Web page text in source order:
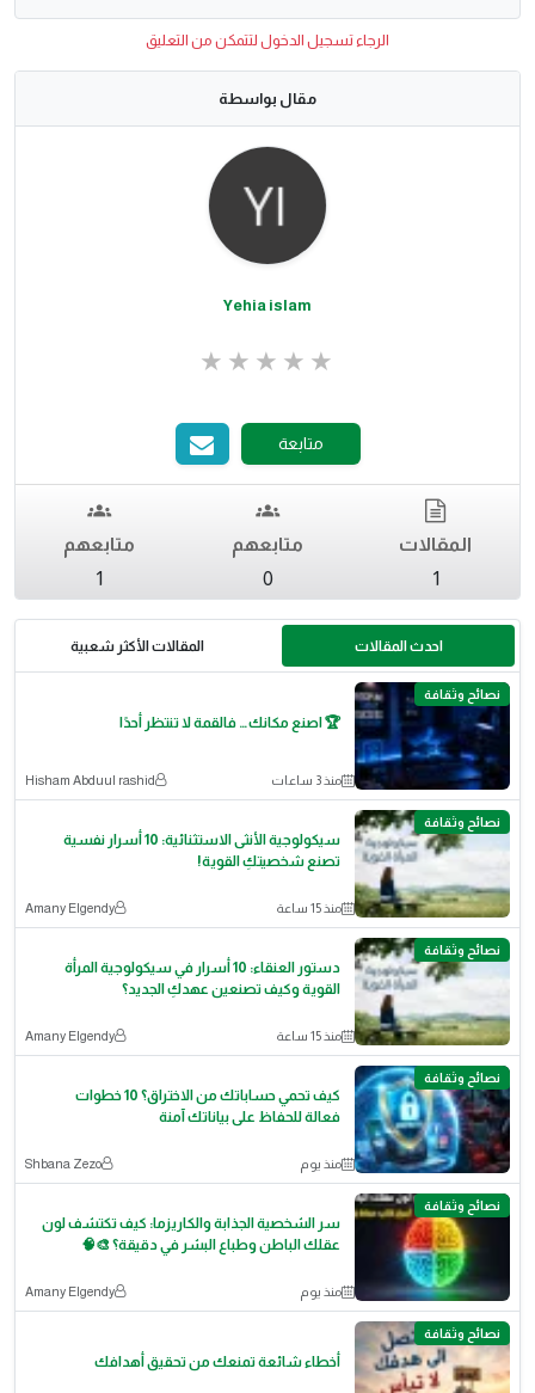
الرجاء تسجيل الدخول لتتمكن من التعليق
مقال بواسطة
Yehia islam
متابعة
المقالات
1
متابعهم
0
متابعهم
1
احدث المقالات المقالات الأكثر شعبية
نصائح وثقافة
🏆 اصنع مكانك… فالقمة لا تنتظر أحدًا
منذ 3 ساعات Hisham Abduul rashid
نصائح وثقافة
سيكولوجية الأنثى الاستثنائية: 10 أسرار نفسية
تصنع شخصيتكِ القوية!
منذ 15 ساعة Amany Elgendy
نصائح وثقافة
دستور العنقاء: 10 أسرار في سيكولوجية المرأة
القوية وكيف تصنعين عهدكِ الجديد؟
منذ 15 ساعة Amany Elgendy
نصائح وثقافة
كيف تحمي حساباتك من الاختراق؟ 10 خطوات
فعالة للحفاظ على بياناتك آمنة
منذ يوم Shbana Zezo
نصائح وثقافة
سر الشخصية الجذابة والكاريزما: كيف تكتشف لون
عقلك الباطن وطباع البشر في دقيقة؟ 🎨🧠
منذ يوم Amany Elgendy
نصائح وثقافة
أخطاء شائعة تمنعك من تحقيق أهدافك